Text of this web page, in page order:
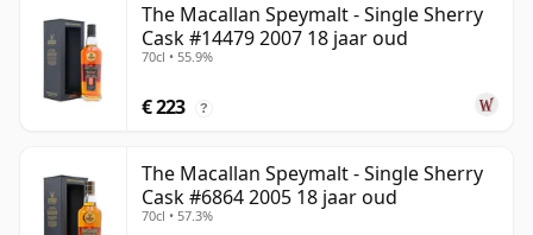
The Macallan Speymalt - Single Sherry
Cask #14479 2007 18 jaar oud
70cl • 55.9%
€ 223 ?
The Macallan Speymalt - Single Sherry
Cask #6864 2005 18 jaar oud
70cl • 57.3%